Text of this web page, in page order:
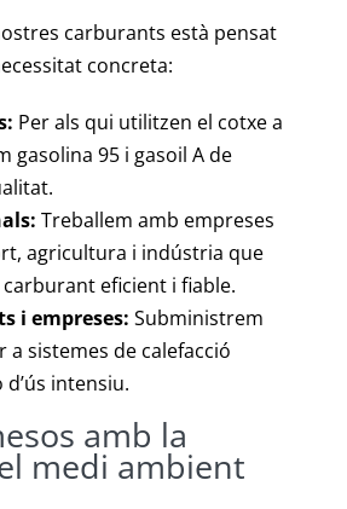
carburants està pensat
concreta:
Per als qui utilitzen el cotxe a
gasolina 95 i gasoil A de
Treballem amb empreses
agricultura i indústria que
eficient i fiable.
i empreses: Subministrem
a sistemes de calefacció
d’ús intensiu.
amb la
medi ambient